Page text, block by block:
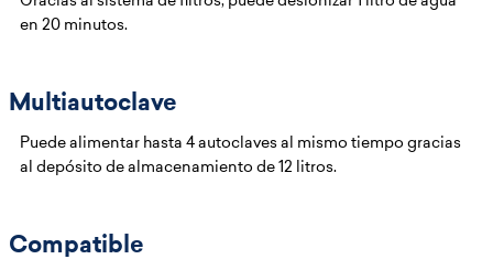
en 20 minutos.
Multiautoclave
Puede alimentar hasta 4 autoclaves al mismo tiempo gracias
al depósito de almacenamiento de 12 litros.
Compatible